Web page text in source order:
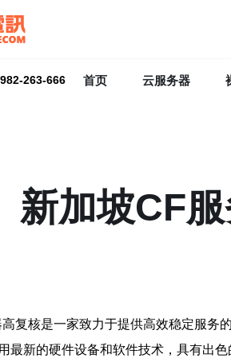
263-666 首页 云服务器
新加坡CF
复核是一家致力于提供高效稳定服务
最新的硬件设备和软件技术，具有出